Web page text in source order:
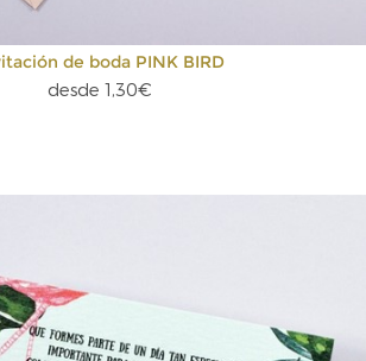
de boda PINK BIRD
desde 1,30€